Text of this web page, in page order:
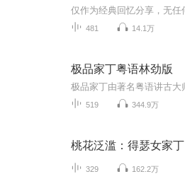
481 14.1万
极品家丁粤语林劲版
519 344.9万
桃花泛滥：得瑟女家丁
329 162.2万